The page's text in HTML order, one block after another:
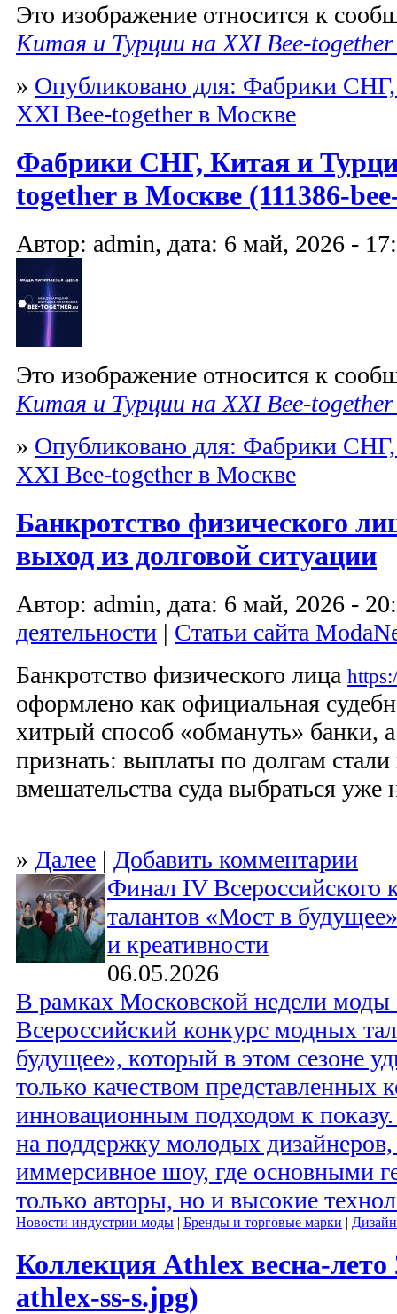
Это изображение относится к
Китая и Турции на XXI Bee-
» Опубликовано для: Фабрики
XXI Bee-together в Москве
Фабрики СНГ, Китая и
together в Москве (111386-
Автор: admin, дата: 6 май, 2026 -
Это изображение относится к
Китая и Турции на XXI Bee-
» Опубликовано для: Фабрики
XXI Bee-together в Москве
Банкротство физического
выход из долговой ситуации
Автор: admin, дата: 6 май, 2026 -
деятельности | Статьи сайта
Банкротство физического лица
оформлено как официальная
хитрый способ «обмануть» банки,
признать: выплаты по долгам
вмешательства суда выбраться уже
» Далее | Добавить комментарии
Финал IV Всероссийского
талантов «Мост в
и креативности
06.05.2026
В рамках Московской недели моды
Всероссийский конкурс модных
будущее», который в этом сезоне
только качеством представленных
инновационным подходом к
на поддержку молодых дизайнеров,
иммерсивное шоу, где основными
только авторы, но и высокие
Новости индустрии моды | Бренды и торговые марки |
Коллекция Athlex весна-лето
athlex-ss-s.jpg)